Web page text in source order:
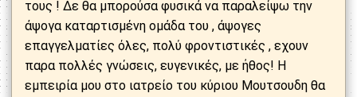
τους ! Δε θα μπορούσα φυσικά να παραλείψω την
άψογα καταρτισμένη ομάδα του , άψογες
επαγγελματίες όλες, πολύ φροντιστικές , εχουν
παρα πολλές γνώσεις, ευγενικές, με ήθος! Η
εμπειρία μου στο ιατρείο του κύριου Μουτσουδη θα